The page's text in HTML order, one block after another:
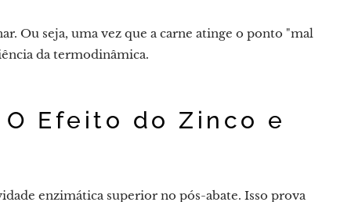
Ou seja, uma vez que a carne atinge o ponto "mal
da termodinâmica.
O Efeito do Zinco e
enzimática superior no pós-abate. Isso prova